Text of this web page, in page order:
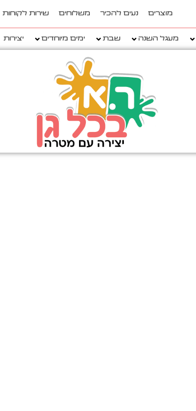
מוצרים נעים להכיר משלוחים שירות לקוחות
מעגל השנה שבת ימים מיוחדים יצירות